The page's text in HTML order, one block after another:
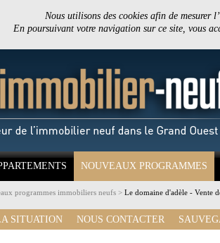
Nous utilisons des cookies afin de mesurer
En poursuivant votre navigation sur ce site, vous
NOUVEAUX PROGRAMMES
programmes immobiliers neufs > Le domaine d'adèle - Vente
SITUATION NOUS CONTACTER